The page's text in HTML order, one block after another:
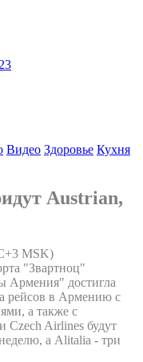
Видео Здоровье Кухня
Austrian,
MSK)
"Звартноц"
Армения" достигла
рейсов в Армению с
а также с
Czech Airlines будут
а Alitalia - три